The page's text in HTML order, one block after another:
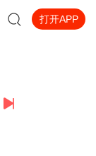
打开APP